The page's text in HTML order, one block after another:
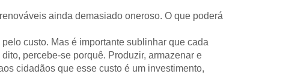
ainda demasiado oneroso. O que poderá
custo. Mas é importante sublinhar que cada
percebe-se porquê. Produzir, armazenar e
cidadãos que esse custo é um investimento,